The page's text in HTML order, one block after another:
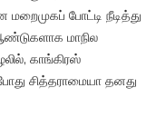
போட்டி நீடித்து
மாநில
காங்கிரஸ்
சித்தராமையா தனது